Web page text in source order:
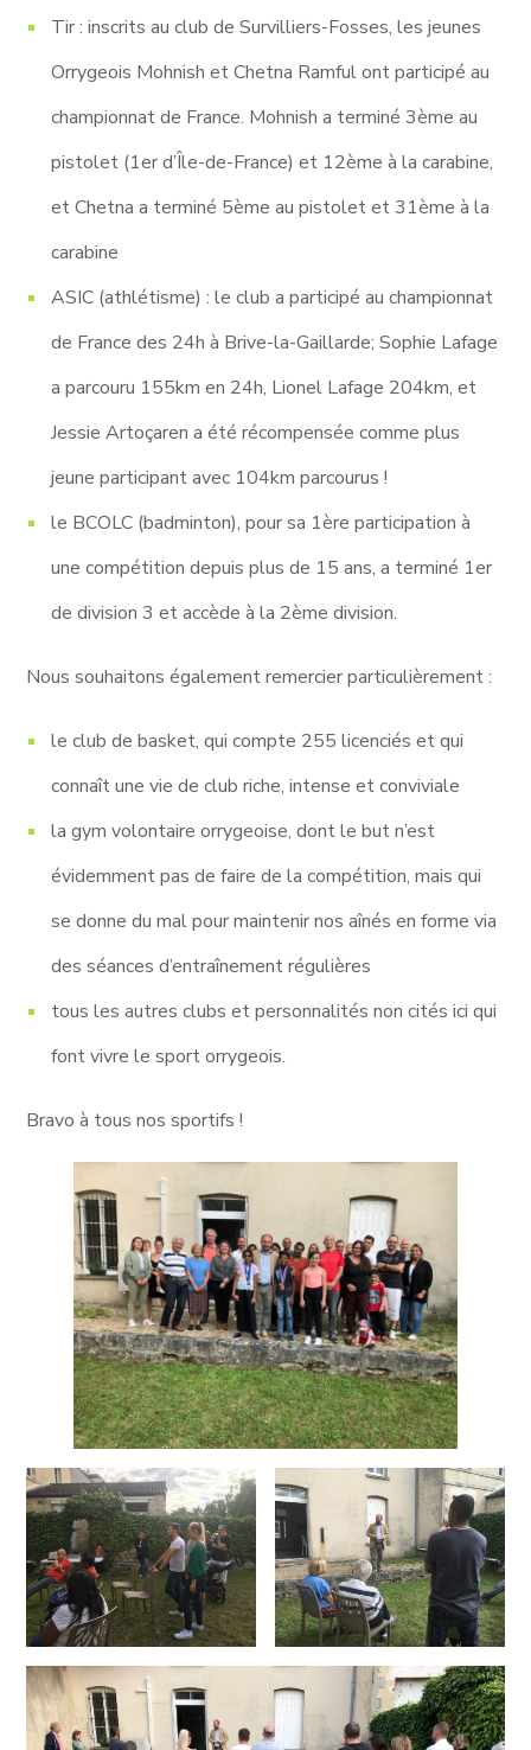
Tir : inscrits au club de Survilliers-Fosses, les jeunes
Orrygeois Mohnish et Chetna Ramful ont participé au
championnat de France. Mohnish a terminé 3ème au
pistolet (1er d’Île-de-France) et 12ème à la carabine,
et Chetna a terminé 5ème au pistolet et 31ème à la
carabine
ASIC (athlétisme) : le club a participé au championnat
de France des 24h à Brive-la-Gaillarde; Sophie Lafage
a parcouru 155km en 24h, Lionel Lafage 204km, et
Jessie Artoçaren a été récompensée comme plus
jeune participant avec 104km parcourus !
le BCOLC (badminton), pour sa 1ère participation à
une compétition depuis plus de 15 ans, a terminé 1er
de division 3 et accède à la 2ème division.
Nous souhaitons également remercier particulièrement :
le club de basket, qui compte 255 licenciés et qui
connaît une vie de club riche, intense et conviviale
la gym volontaire orrygeoise, dont le but n’est
évidemment pas de faire de la compétition, mais qui
se donne du mal pour maintenir nos aînés en forme via
des séances d’entraînement régulières
tous les autres clubs et personnalités non cités ici qui
font vivre le sport orrygeois.
Bravo à tous nos sportifs !